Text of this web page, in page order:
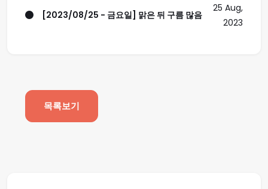
[2023/08/25 - 금요일] 맑은 뒤 구름 많음
25 Aug,
2023
목록보기